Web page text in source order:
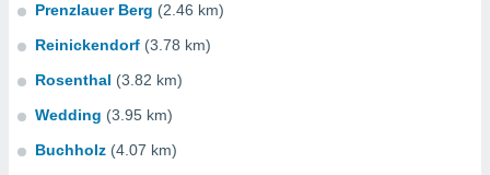
Prenzlauer Berg (2.46 km)
Reinickendorf (3.78 km)
Rosenthal (3.82 km)
Wedding (3.95 km)
Buchholz (4.07 km)